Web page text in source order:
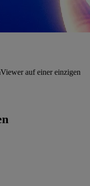
auf einer einzigen